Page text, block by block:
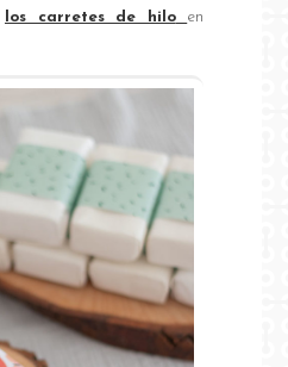
los carretes de hilo
en